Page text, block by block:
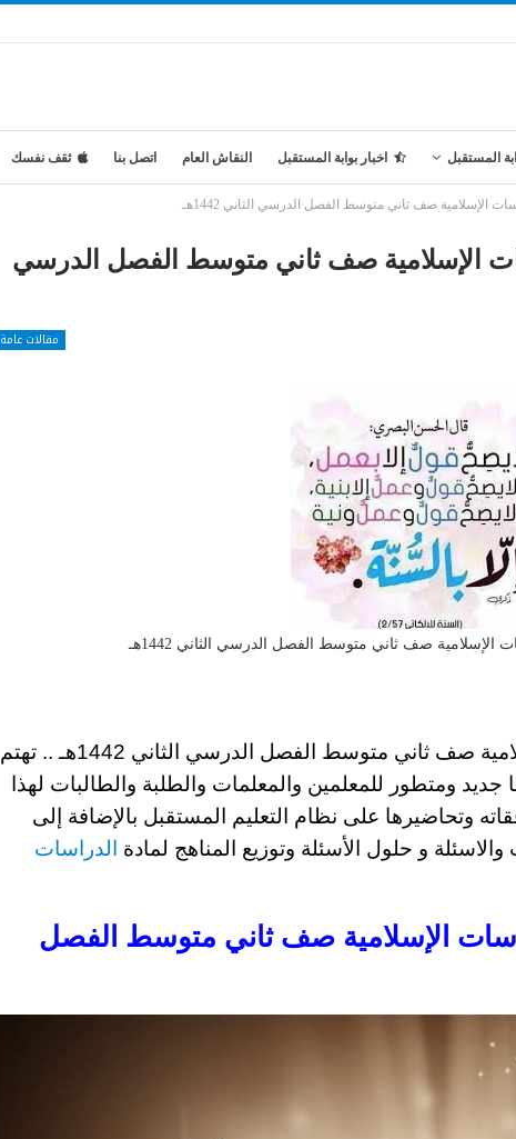
المستقبل اخبار بوابة المستقبل النقاش العام اتصل بنا ثقف نفسك
الإسلامية صف ثاني متوسط الفصل الدرسي الثاني 1442هـ
الإسلامية صف ثاني متوسط الفصل الدرسي
مقالات عامة
صف ثاني متوسط الفصل الدرسي الثاني 1442هـ
صف ثاني متوسط الفصل الدرسي الثاني 1442هـ ..
تهتم
ومتطور للمعلمين والمعلمات والطلبة والطالبات لهذا
وتحاضيرها على نظام التعليم المستقبل بالإضافة إلى
والاسئلة و حلول الأسئلة وتوزيع المناهج لمادة الدراسات
الإسلامية صف ثاني متوسط الفصل